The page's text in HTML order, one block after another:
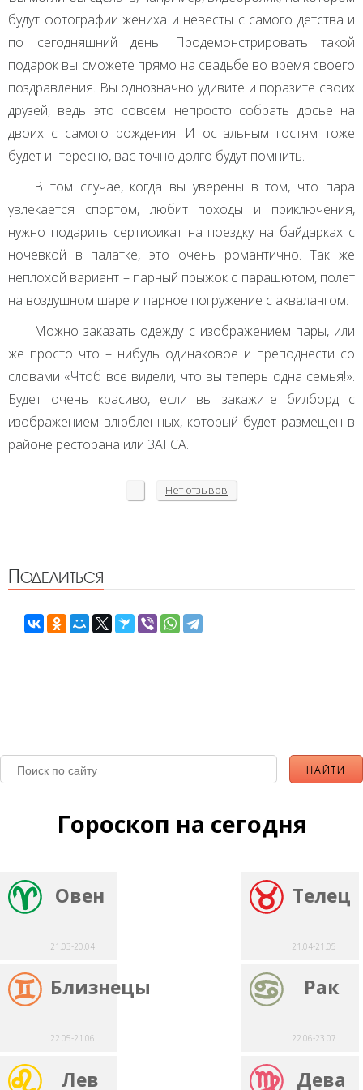
будут фотографии жениха и невесты с самого детства и
по сегодняшний день. Продемонстрировать такой
подарок вы сможете прямо на свадьбе во время своего
поздравления. Вы однозначно удивите и поразите своих
друзей, ведь это совсем непросто собрать досье на
двоих с самого рождения. И остальным гостям тоже
будет интересно, вас точно долго будут помнить.
В том случае, когда вы уверены в том, что пара
увлекается спортом, любит походы и приключения,
нужно подарить сертификат на поездку на байдарках с
ночевкой в палатке, это очень романтично. Так же
неплохой вариант – парный прыжок с парашютом, полет
на воздушном шаре и парное погружение с аквалангом.
Можно заказать одежду с изображением пары, или
же просто что – нибудь одинаковое и преподнести со
словами «Чтоб все видели, что вы теперь одна семья!».
Будет очень красиво, если вы закажите билборд с
изображением влюбленных, который будет размещен в
районе ресторана или ЗАГСА.
Нет отзывов
Поделиться
Гороскоп на сегодня
Овен
21.03-20.04
Телец
21.04-21.05
Близнецы
22.05-21.06
Рак
22.06-23.07
Лев Дева